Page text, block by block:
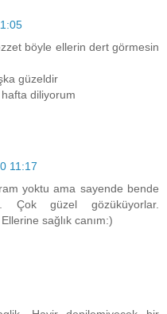
böyle ellerin dert görmesin
güzeldir
diliyorum
11:17
yoktu ama sayende bende
Çok güzel gözüküyorlar.
sağlık canım:)